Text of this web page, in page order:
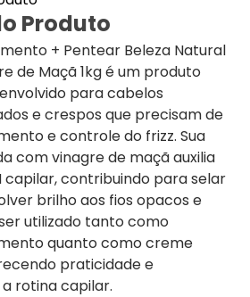
Produto
+ Pentear Beleza Natural
de Maçã 1kg é um produto
para cabelos
e crespos que precisam de
e controle do frizz. Sua
com vinagre de maçã auxilia
capilar, contribuindo para selar
brilho aos fios opacos e
utilizado tanto como
quanto como creme
praticidade e
rotina capilar.